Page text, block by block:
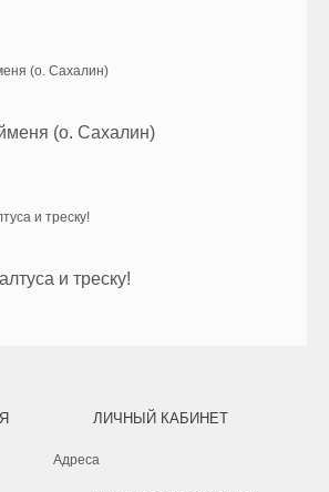
(о. Сахалин)
и треску!
ЛИЧНЫЙ КАБИНЕТ
Адреса